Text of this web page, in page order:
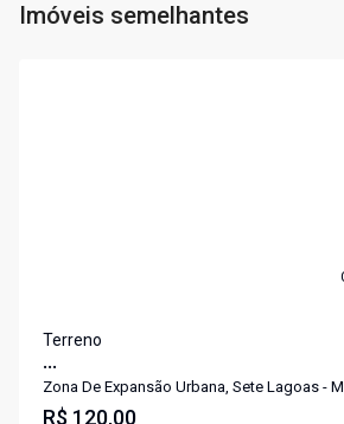
Imóveis semelhantes
Terreno
...
Zona De Expansão Urbana, Sete Lagoas -
R$ 120,00